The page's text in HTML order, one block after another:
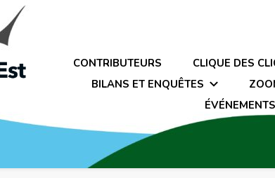
Infos
CONTRIBUTEURS CLIQUE DES
BILANS ET ENQUÊTES
ÉVÉNEMENTS